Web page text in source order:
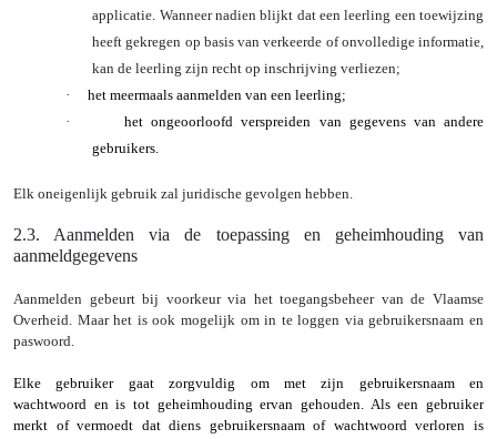
applicatie. Wanneer nadien blijkt dat een leerling een toewijzing
heeft gekregen op basis van verkeerde of onvolledige informatie,
kan de leerling zijn recht op inschrijving verliezen;
·
het meermaals aanmelden van een leerling;
·
het ongeoorloofd verspreiden van gegevens van andere
gebruikers.
Elk oneigenlijk gebruik zal juridische gevolgen hebben.
2.3. Aanmelden via de toepassing en geheimhouding van
aanmeldgegevens
Aanmelden gebeurt bij voorkeur via het toegangsbeheer van de Vlaamse
Overheid. Maar het is ook mogelijk om in te loggen via gebruikersnaam en
paswoord.
Elke gebruiker gaat zorgvuldig om met zijn gebruikersnaam en
wachtwoord en is tot geheimhouding ervan gehouden. Als een gebruiker
merkt of vermoedt dat diens gebruikersnaam of wachtwoord verloren is